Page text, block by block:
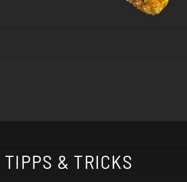
TIPPS & TRICKS